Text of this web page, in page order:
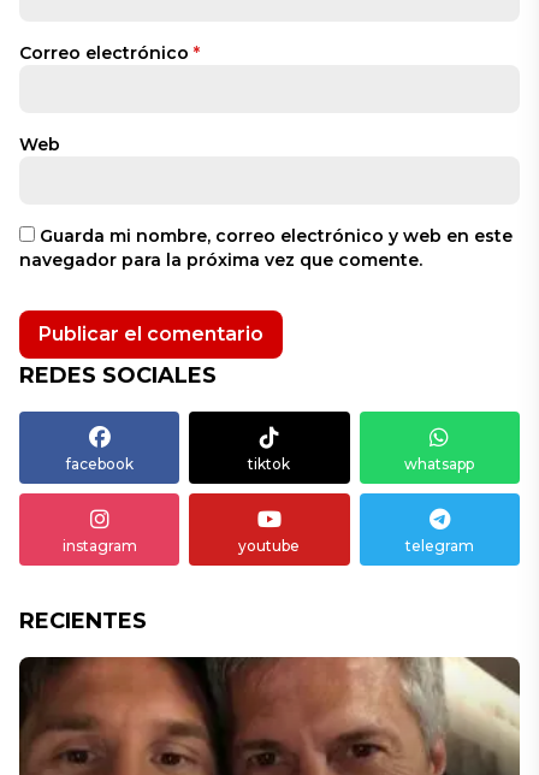
Correo electrónico *
Web
Guarda mi nombre, correo electrónico y web en este
navegador para la próxima vez que comente.
REDES SOCIALES
facebook tiktok whatsapp
instagram youtube telegram
RECIENTES